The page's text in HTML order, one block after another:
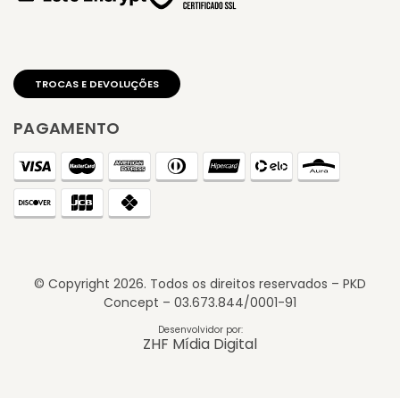
TROCAS E DEVOLUÇÕES
PAGAMENTO
© Copyright 2026. Todos os direitos reservados – PKD
Concept – 03.673.844/0001-91
Desenvolvidor por:
ZHF Mídia Digital